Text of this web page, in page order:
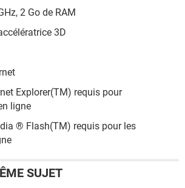
2 Go de RAM
3D
Explorer(TM) requis pour
ligne
® Flash(TM) requis pour les
SUJET